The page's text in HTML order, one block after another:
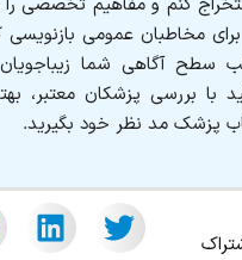
مخاطبان عمومی بازنویسی
سطح آگاهی شما زیباجویان
با بررسی پزشکان معتبر،
پزشک مد نظر خود بگیرید.